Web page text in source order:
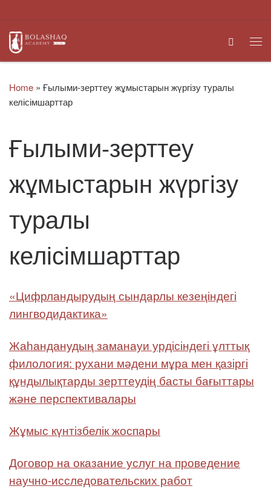
Search
Home » Ғылыми-зерттеу жұмыстарын жүргізу туралы
келісімшарттар
Ғылыми-зерттеу
жұмыстарын жүргізу
туралы
келісімшарттар
«Цифрландырудың сындарлы кезеңіндегі
лингводидактика»
Жаһанданудың заманауи урдісіндегі ұлттық
филология: рухани мәдени мұра мен қазіргі
құндылықтарды зерттеудің басты бағыттары
және перспективалары
Жұмыс күнтізбелік жоспары
Договор на оказание услуг на проведение
научно-исследовательских работ